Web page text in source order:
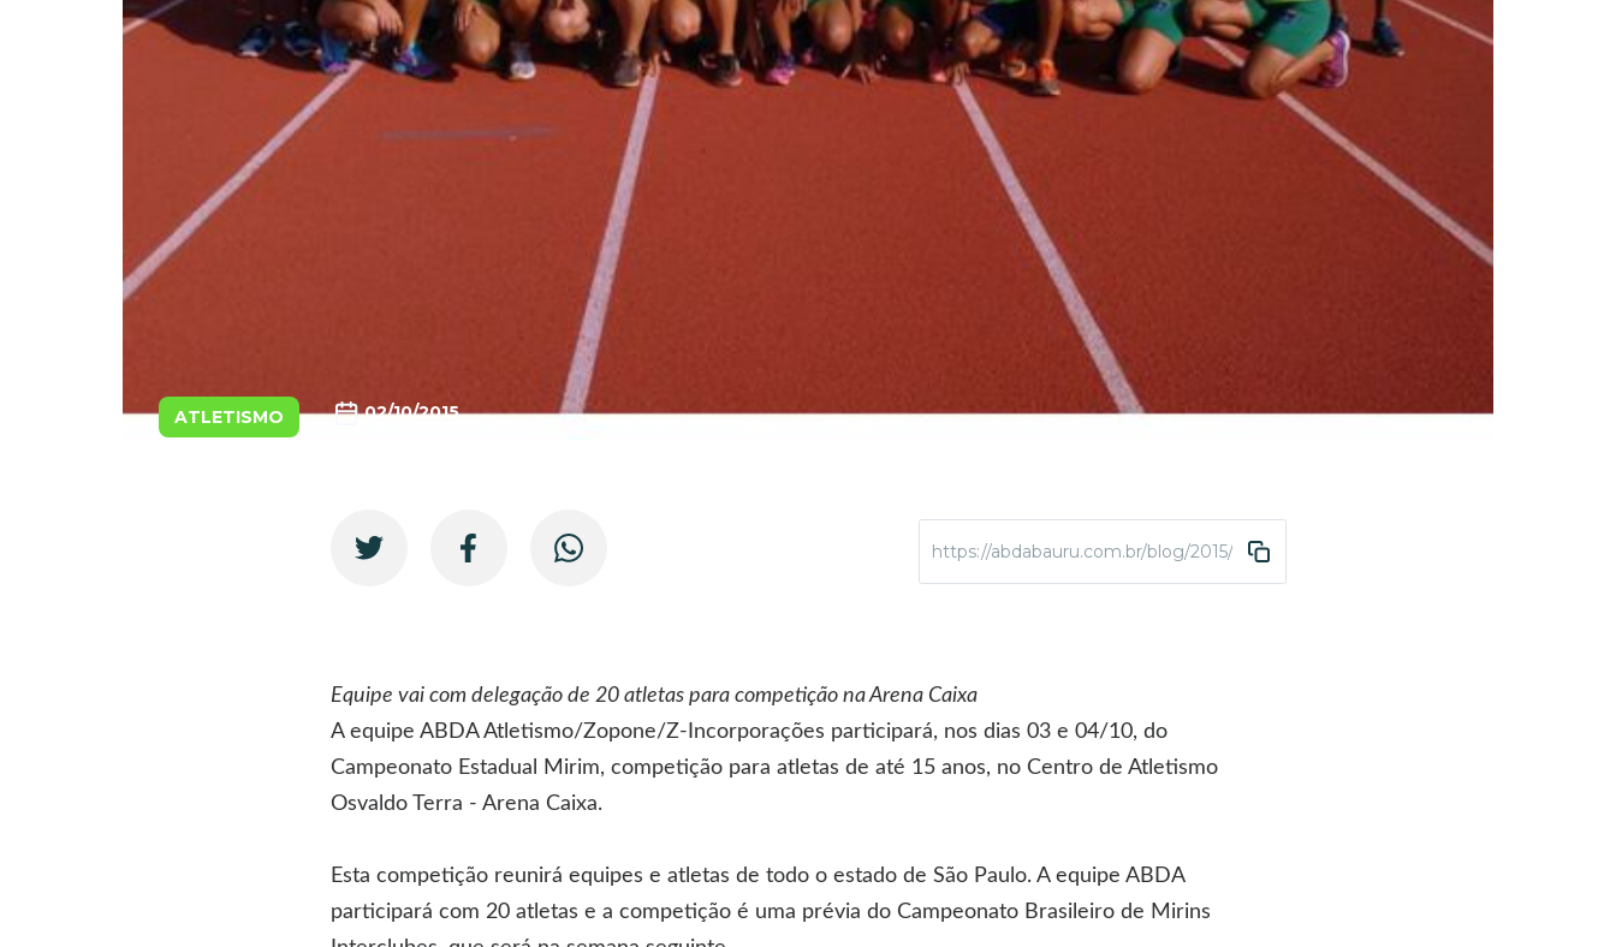
ATLETISMO 02/10/2015
https://abdabauru.com.br/blog/2015/10/02/abda-atletismo-participa-neste-final-
Equipe vai com delegação de 20 atletas para competição na Arena Caixa
A equipe ABDA Atletismo/Zopone/Z-Incorporações participará, nos dias 03 e 04/10, do
Campeonato Estadual Mirim, competição para atletas de até 15 anos, no Centro de Atletismo
Osvaldo Terra - Arena Caixa.
Esta competição reunirá equipes e atletas de todo o estado de São Paulo. A equipe ABDA
participará com 20 atletas e a competição é uma prévia do Campeonato Brasileiro de Mirins